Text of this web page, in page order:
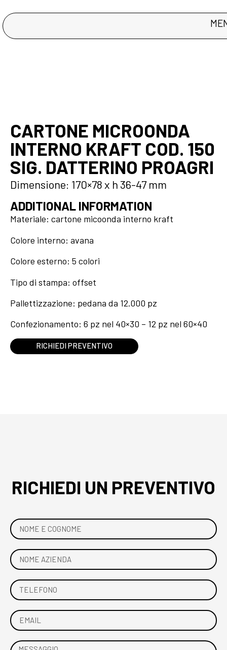
CARTONE MICROONDA
INTERNO KRAFT COD. 150
SIG. DATTERINO PROAGRI
Dimensione: 170×78 x h 36-47 mm
ADDITIONAL INFORMATION
Materiale: cartone micoonda interno kraft
Colore interno: avana
Colore esterno: 5 colori
Tipo di stampa: offset
Pallettizzazione: pedana da 12.000 pz
Confezionamento: 6 pz nel 40×30 – 12 pz nel 60×40
RICHIEDI PREVENTIVO
RICHIEDI UN PREVENTIVO